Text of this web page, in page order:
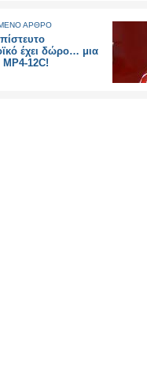
ΑΡΘΡΟ
έχει δώρο… μια
12C!